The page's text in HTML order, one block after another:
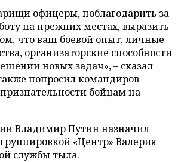
офицеры, поблагодарить за
на прежних местах, выразить
что ваш боевой опыт, личные
организаторские способности
новых задач», – сказал
попросил командиров
бойцам на
Владимир Путин назначил
«Центр» Валерия
службы тыла.